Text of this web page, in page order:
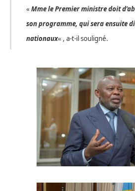
«Mme le Premier ministre doit
son programme, qui sera ensuite
nationaux« , a-t-il souligné.